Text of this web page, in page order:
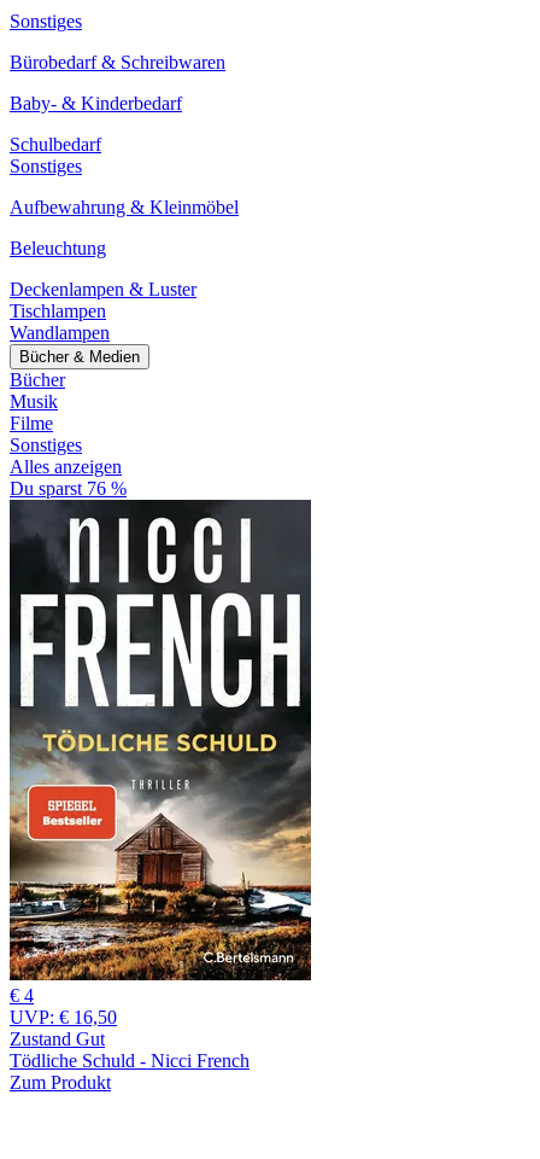
Sonstiges
Bürobedarf & Schreibwaren
Baby- & Kinderbedarf
Schulbedarf
Sonstiges
Aufbewahrung & Kleinmöbel
Beleuchtung
Deckenlampen & Luster
Tischlampen
Wandlampen
Bücher & Medien
Bücher
Musik
Filme
Sonstiges
Alles anzeigen
Du sparst 76 %
€ 4
UVP: € 16,50
Zustand Gut
Tödliche Schuld - Nicci French
Zum Produkt